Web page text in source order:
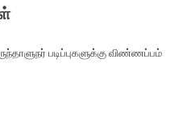
படிப்புகளுக்கு விண்ணப்பம்